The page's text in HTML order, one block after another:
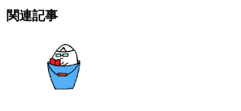
関連記事